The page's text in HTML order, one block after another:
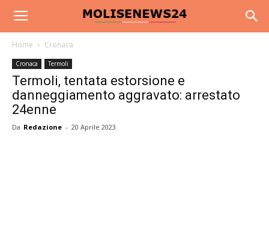
Home Cronaca
Cronaca Termoli
Termoli, tentata estorsione e
danneggiamento aggravato: arrestato
24enne
Da Redazione - 20 Aprile 2023